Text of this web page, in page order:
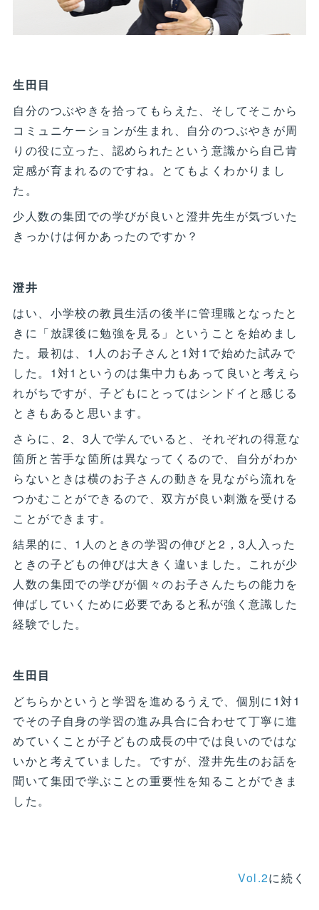
生田目
自分のつぶやきを拾ってもらえた、そしてそこから
コミュニケーションが生まれ、自分のつぶやきが周
りの役に立った、認められたという意識から自己肯
定感が育まれるのですね。とてもよくわかりまし
た。
少人数の集団での学びが良いと澄井先生が気づいた
きっかけは何かあったのですか？
澄井
はい、小学校の教員生活の後半に管理職となったと
きに「放課後に勉強を見る」ということを始めまし
た。最初は、1人のお子さんと1対1で始めた試みで
した。1対1というのは集中力もあって良いと考えら
れがちですが、子どもにとってはシンドイと感じる
ときもあると思います。
さらに、2、3人で学んでいると、それぞれの得意な
箇所と苦手な箇所は異なってくるので、自分がわか
らないときは横のお子さんの動きを見ながら流れを
つかむことができるので、双方が良い刺激を受ける
ことができます。
結果的に、1人のときの学習の伸びと2，3人入った
ときの子どもの伸びは大きく違いました。これが少
人数の集団での学びが個々のお子さんたちの能力を
伸ばしていくために必要であると私が強く意識した
経験でした。
生田目
どちらかというと学習を進めるうえで、個別に1対1
でその子自身の学習の進み具合に合わせて丁寧に進
めていくことが子どもの成長の中では良いのではな
いかと考えていました。ですが、澄井先生のお話を
聞いて集団で学ぶことの重要性を知ることができま
した。
Vol.2に続く